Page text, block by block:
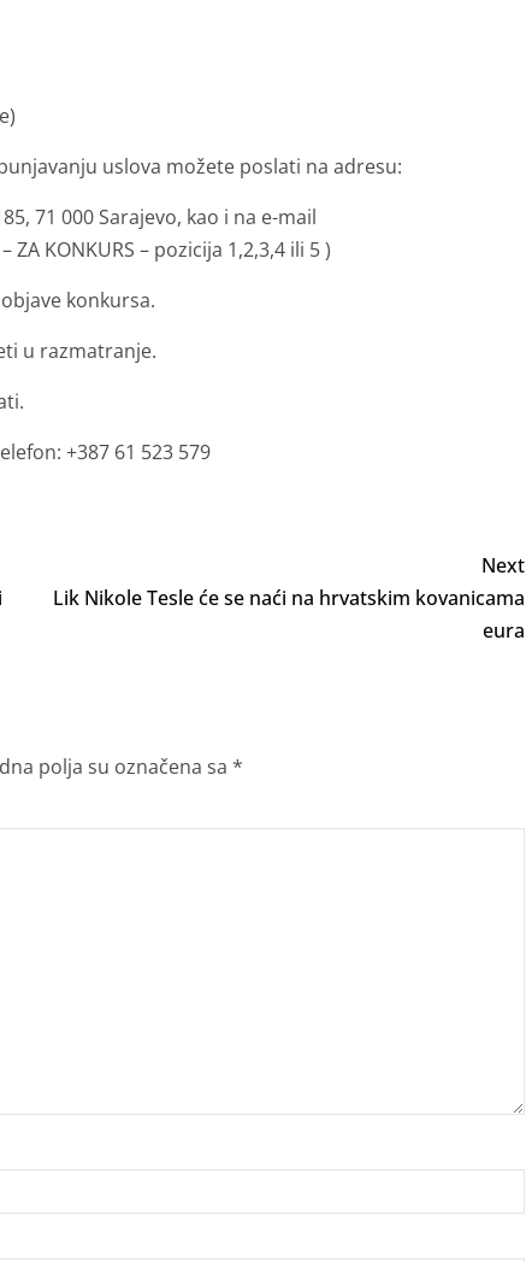
uslova možete poslati na adresu:
71 000 Sarajevo, kao i na e-mail
KONKURS – pozicija 1,2,3,4 ili 5 )
konkursa.
u razmatranje.
+387 61 523 579
Next
Lik Nikole Tesle će se naći na hrvatskim kovanicama
eura
polja su označena sa *